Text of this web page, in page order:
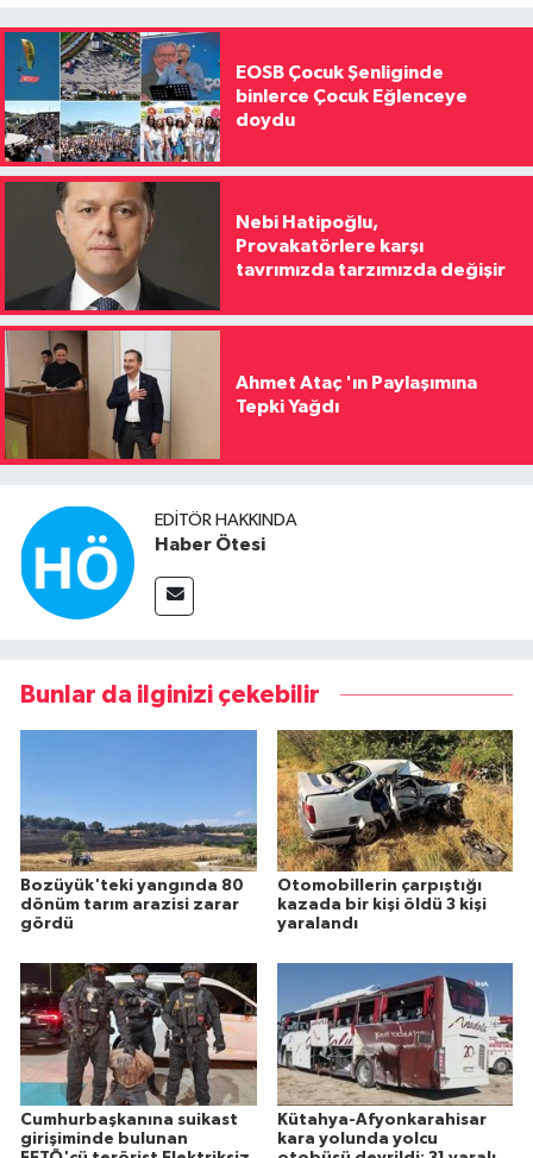
EOSB Çocuk Şenliginde
binlerce Çocuk Eğlenceye
doydu
Nebi Hatipoğlu,
Provakatörlere karşı
tavrımızda tarzımızda değişir
Ahmet Ataç 'ın Paylaşımına
Tepki Yağdı
EDITÖR HAKKINDA
Haber Ötesi
Bunlar da ilginizi çekebilir
Bozüyük'teki yangında 80
dönüm tarım arazisi zarar
gördü
Otomobillerin çarpıştığı
kazada bir kişi öldü 3 kişi
yaralandı
Cumhurbaşkanına suikast
girişiminde bulunan
Kütahya-Afyonkarahisar
kara yolunda yolcu